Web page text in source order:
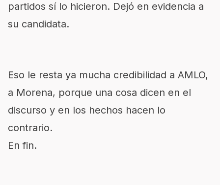
partidos sí lo hicieron. Dejó en evidencia a
su candidata.
Eso le resta ya mucha credibilidad a AMLO,
a Morena, porque una cosa dicen en el
discurso y en los hechos hacen lo
contrario.
En fin.